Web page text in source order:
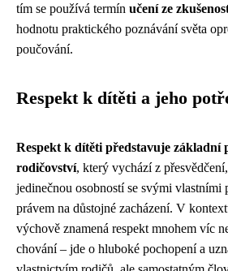
tím se používá termín učení ze
hodnotu praktického poznávání světa
poučování.
Respekt k dítěti a jeho
Respekt k dítěti představuje základní
rodičovství, který vychází z
jedinečnou osobností se svými vlastními
právem na důstojné zacházení. V
výchově znamená respekt mnohem víc
chování – jde o hluboké pochopení a